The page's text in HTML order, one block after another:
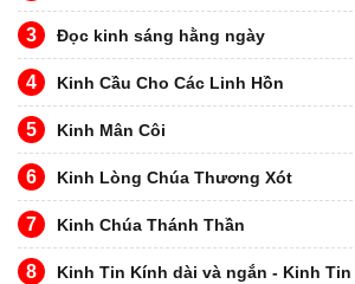
3 Đọc kinh sáng hằng ngày
4 Kinh Cầu Cho Các Linh Hồn
5 Kinh Mân Côi
6 Kinh Lòng Chúa Thương Xót
7 Kinh Chúa Thánh Thần
8
Kinh Tin Kính dài và ngắn - Kinh